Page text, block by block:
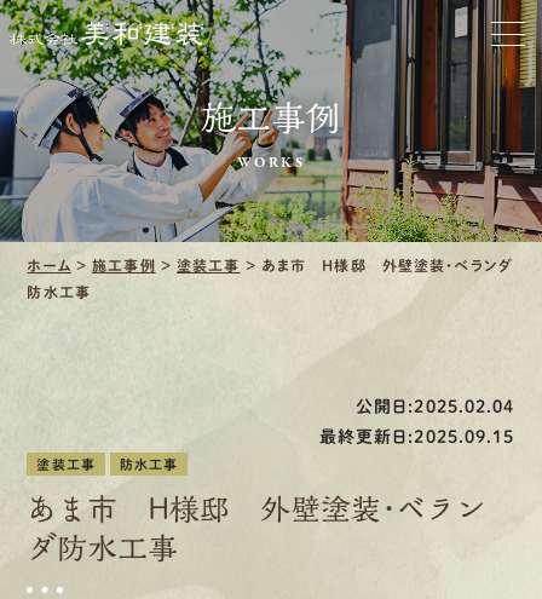
お家をきれいに
会社をきれいに
クリーニング
施工事例
口コミ・レビュー紹介
採用情報
施工事例
WORKS
ホーム >施工事例 >塗装工事 > あま市 H様邸 外壁塗装・ベランダ
防水工事
公開日:2025.02.04
最終更新日:2025.09.15
塗装工事 防水工事
あま市 H様邸 外壁塗装・ベラン
ダ防水工事